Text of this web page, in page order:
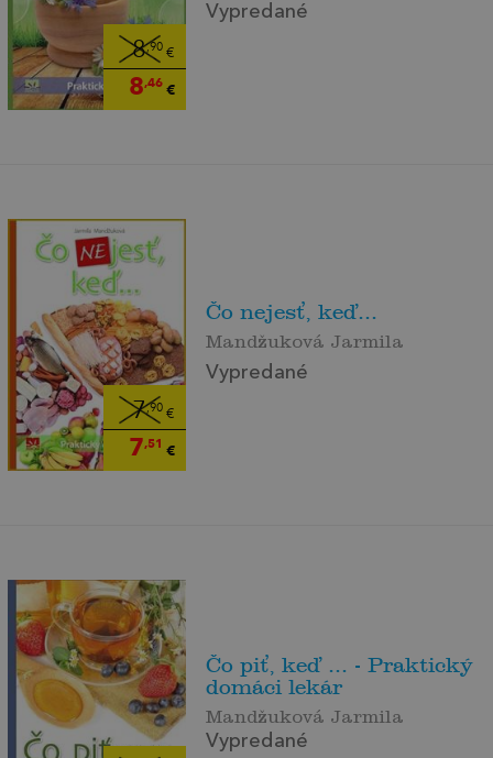
8,90€
8,46€
Vypredané
7,90€
7,51 €
Čo nejesť, keď...
Mandžuková Jarmila
Vypredané
Čo piť, keď ... - Praktický
domáci lekár
Mandžuková Jarmila
Vypredané